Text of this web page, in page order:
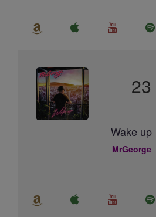
23
Wake up
MrGeorge